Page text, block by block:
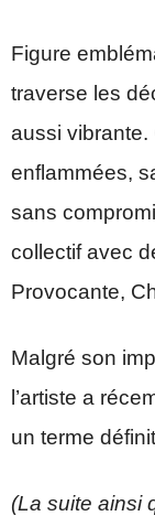
Figure
traverse les
aussi
enflammées,
sans
collectif avec
Provocante,
Malgré son
l’artiste a
un terme
(La suite ainsi